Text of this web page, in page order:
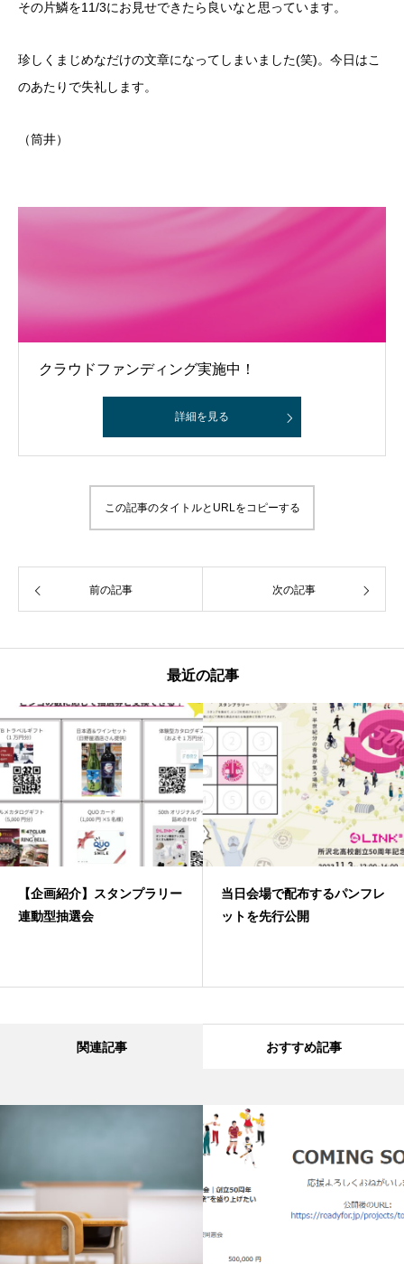
その片鱗を11/3にお見せできたら良いなと思っています。
珍しくまじめなだけの文章になってしまいました(笑)。今日はこ
のあたりで失礼します。
（筒井）
クラウドファンディング実施中！
詳細を見る
この記事のタイトルとURLをコピーする
前の記事 次の記事
最近の記事
【企画紹介】スタンプラリー
連動型抽選会
当日会場で配布するパンフレ
ットを先行公開
関連記事 おすすめ記事